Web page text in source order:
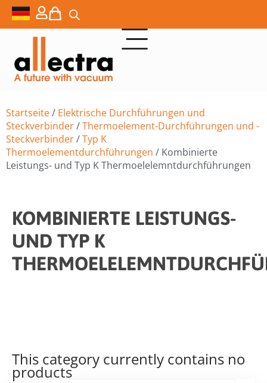
Startseite/ Elektrische Durchführungen und
Steckverbinder/Thermoelement-Durchführungen und -
Steckverbinder/Typ K
Thermoelementdurchführungen / Kombinierte
Leistungs- und Typ K Thermoelelemntdurchführungen
KOMBINIERTE LEISTUNGS-
UND TYP K
This category currently contains no
products